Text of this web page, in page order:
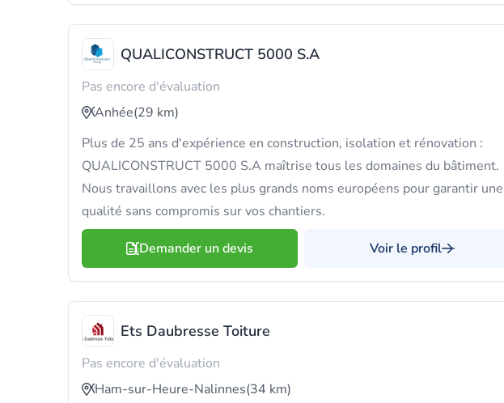
QUALICONSTRUCT 5000 S.A
Pas encore d'évaluation
Anhée(29 km)
Plus de 25 ans d'expérience en construction, isolation et rénovation :
QUALICONSTRUCT 5000 S.A maîtrise tous les domaines du bâtiment.
Nous travaillons avec les plus grands noms européens pour garantir une
qualité sans compromis sur vos chantiers.
Demander un devis Voir le profil
Ets Daubresse Toiture
Pas encore d'évaluation
Ham-sur-Heure-Nalinnes(34 km)